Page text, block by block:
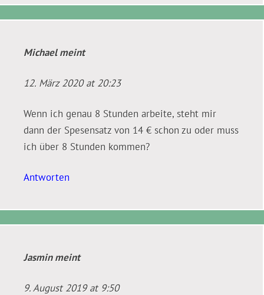
Michaelmeint
12. März 2020 at 20:23
Wenn ich genau 8 Stunden arbeite, steht mir
dann der Spesensatz von 14 € schon zu oder muss
ich über 8 Stunden kommen?
Antworten
Jasminmeint
9. August 2019 at 9:50